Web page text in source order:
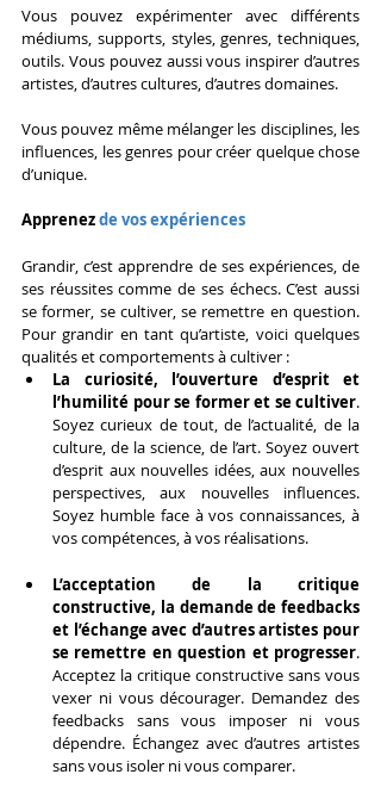
Vous pouvez expérimenter avec différents
médiums, supports, styles, genres, techniques,
outils. Vous pouvez aussi vous inspirer d’autres
artistes, d’autres cultures, d’autres domaines.
Vous pouvez même mélanger les disciplines, les
influences, les genres pour créer quelque chose
d’unique.
Apprenez de vos expériences
Grandir, c’est apprendre de ses expériences, de
ses réussites comme de ses échecs. C’est aussi
se former, se cultiver, se remettre en question.
Pour grandir en tant qu’artiste, voici quelques
qualités et comportements à cultiver :
La curiosité, l’ouverture d’esprit et
l’humilité pour se former et se cultiver.
Soyez curieux de tout, de l’actualité, de la
culture, de la science, de l’art. Soyez ouvert
d’esprit aux nouvelles idées, aux nouvelles
perspectives, aux nouvelles influences.
Soyez humble face à vos connaissances, à
vos compétences, à vos réalisations.
L’acceptation de la critique
constructive, la demande de feedbacks
et l’échange avec d’autres artistes pour
se remettre en question et progresser.
Acceptez la critique constructive sans vous
vexer ni vous décourager. Demandez des
feedbacks sans vous imposer ni vous
dépendre. Échangez avec d’autres artistes
sans vous isoler ni vous comparer.